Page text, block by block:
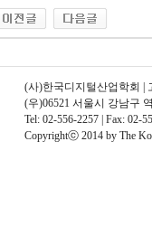
(사)한국디지털산업학회 |
(우)06521 서울시 강남구
Tel: 02-556-2257 | Fax: 02-
Copyrightⓒ 2014 by The